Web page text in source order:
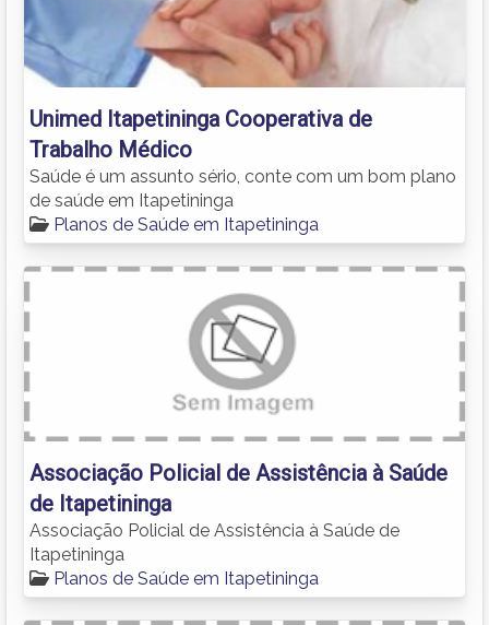
Unimed Itapetininga Cooperativa de
Trabalho Médico
Saúde é um assunto sério, conte com um bom plano
de saúde em Itapetininga
Planos de Saúde em Itapetininga
Associação Policial de Assistência à Saúde
de Itapetininga
Associação Policial de Assistência à Saúde de
Itapetininga
Planos de Saúde em Itapetininga